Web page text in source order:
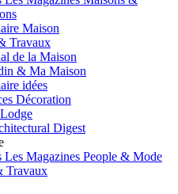
Maison
Travaux
de la Maison
& Ma Maison
idées
Décoration
Digest
Les Magazines People & Mode
Travaux